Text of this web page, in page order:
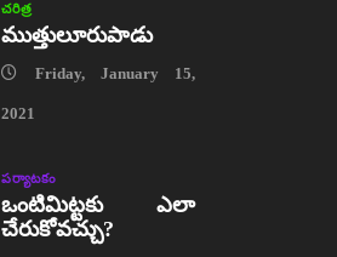
చరిత్ర
ముత్తులూరుపాడు
Friday, January 15,
2021
పర్యాటకం
ఒంటిమిట్టకు ఎలా
చేరుకోవచ్చు?